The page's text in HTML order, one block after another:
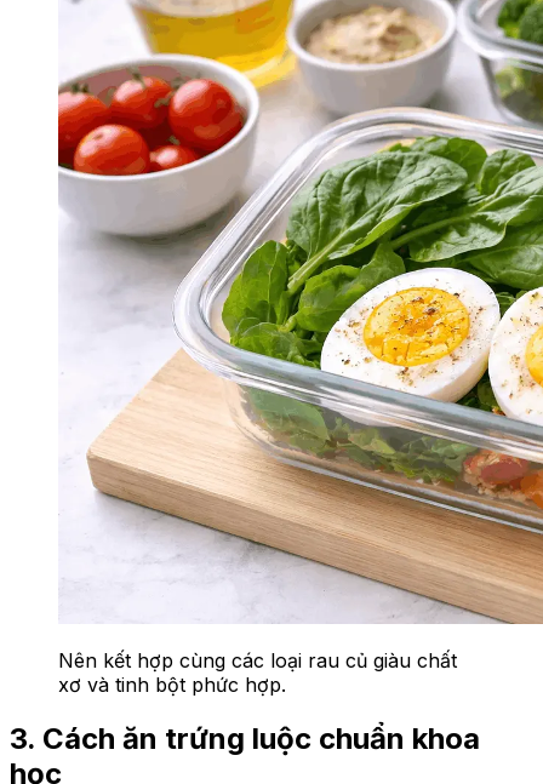
Nên kết hợp cùng các loại rau củ giàu chất
xơ và tinh bột phức hợp.
3. Cách ăn trứng luộc chuẩn khoa
học